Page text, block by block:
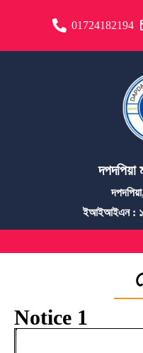
01724182194
দপদপিয়া
ইআইআইএন :
Notice 1